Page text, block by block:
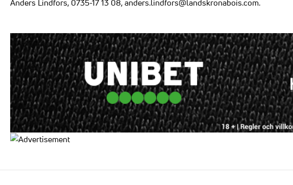
Anders Lindfors, 0735-17 13 08, anders.lindfors@landskronabois.com.